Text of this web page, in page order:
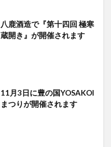
八鹿酒造で『第十四回 極寒
蔵開き』が開催されます
11月3日に豊の国YOSAKOI
まつりが開催されます